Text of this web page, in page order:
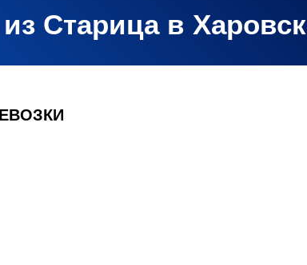
Старица в Харовск